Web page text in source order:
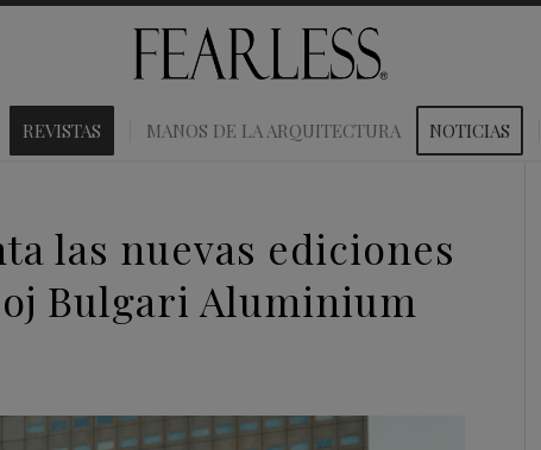
REVISTAS MANOS DE LA ARQUITECTURA NOTICIAS
las nuevas ediciones
Bulgari Aluminium